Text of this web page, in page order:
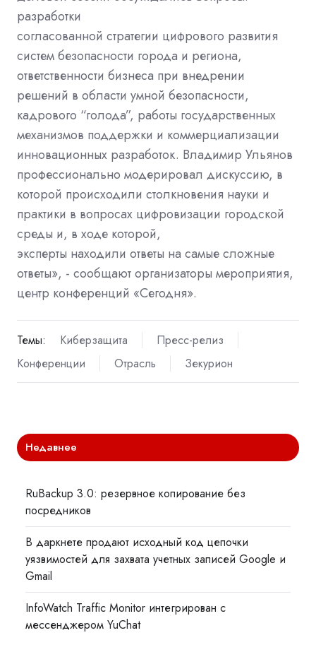
разработки
согласованной стратегии цифрового развития
систем безопасности города и региона,
ответственности бизнеса при внедрении
решений в области умной безопасности,
кадрового “голода”, работы государственных
механизмов поддержки и коммерциализации
инновационных разработок. Владимир Ульянов
профессионально модерировал дискуссию, в
которой происходили столкновения науки и
практики в вопросах цифровизации городской
среды и, в ходе которой,
эксперты находили ответы на самые сложные
ответы», - сообщают организаторы мероприятия,
центр конференций «Сегодня».
Темы: Киберзащита
Пресс-релиз
Конференции
Отрасль Зекурион
Недавнее
RuBackup 3.0: резервное копирование без
посредников
В даркнете продают исходный код цепочки
уязвимостей для захвата учетных записей Google и
Gmail
InfoWatch Traffic Monitor интегрирован с
мессенджером YuChat